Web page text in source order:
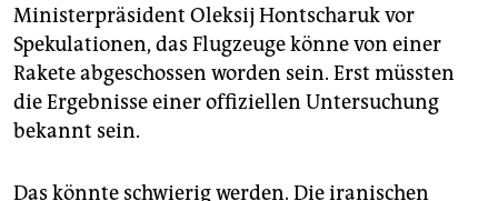
Ministerpräsident Oleksij Hontscharuk vor
Spekulationen, das Flugzeuge könne von einer
Rakete abgeschossen worden sein. Erst müssten
die Ergebnisse einer offiziellen Untersuchung
bekannt sein.
Das könnte schwierig werden. Die iranischen